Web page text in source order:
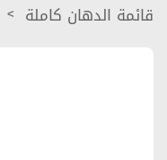
قائمة الدهان كاملة